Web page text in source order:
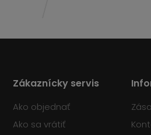
Zákaznícky servis
Ako objednať
Ako sa vrátiť